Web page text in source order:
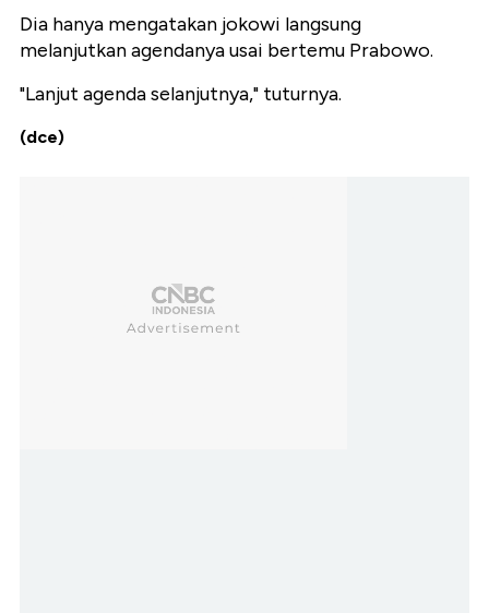
Dia hanya mengatakan jokowi langsung
melanjutkan agendanya usai bertemu Prabowo.
"Lanjut agenda selanjutnya," tuturnya.
(dce)